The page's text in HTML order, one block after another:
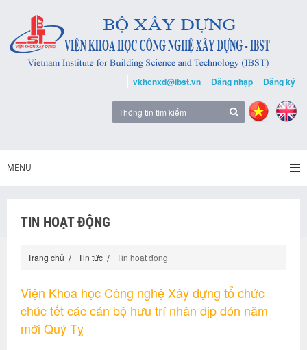
vkhcnxd@ibst.vn Đăng nhập Đăng ký
MENU
TIN HOẠT ĐỘNG
Trang chủ Tin tức Tin hoạt động
Viện Khoa học Công nghệ Xây dựng tổ chức
chúc tết các cán bộ hưu trí nhân dịp đón năm
mới Quý Tỵ